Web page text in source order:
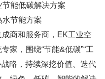
能低碳解决方案
水节能方案
商和服务商，EK工业空
家，围绕“节能&低碳”“工
战略，持续深挖价值、迭代